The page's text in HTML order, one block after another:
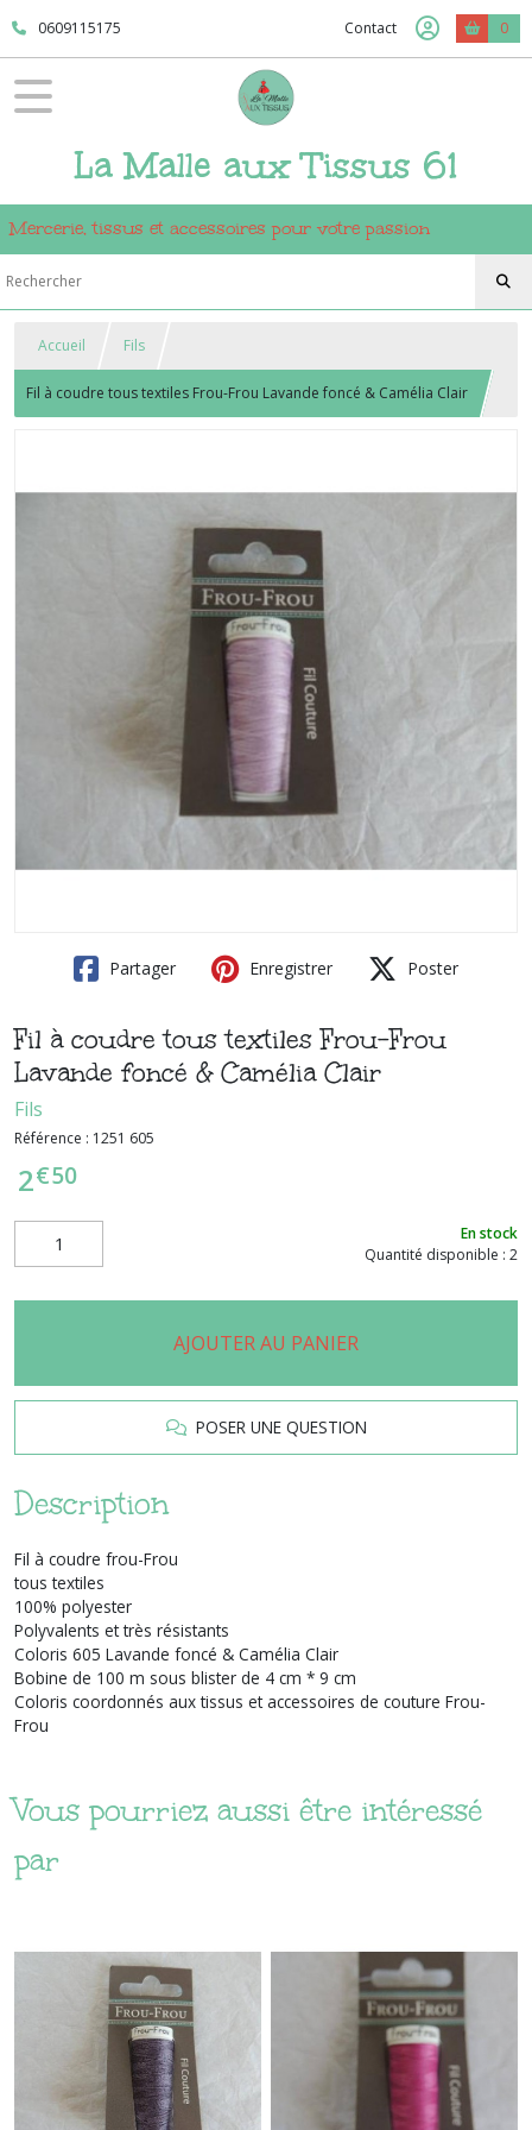
0609115175 Contact 0
La Malle aux Tissus 61
Mercerie, tissus et accessoires pour votre passion
Accueil Fils
Fil à coudre tous textiles Frou-Frou Lavande foncé & Camélia Clair
Partager Enregistrer Poster
Fil à coudre tous textiles Frou-Frou
Lavande foncé & Camélia Clair
Fils
Référence : 1251 605
2€50
En stock
Quantité disponible : 2
AJOUTER AU PANIER
POSER UNE QUESTION
Description
Fil à coudre frou-Frou
tous textiles
100% polyester
Polyvalents et très résistants
Coloris 605 Lavande foncé & Camélia Clair
Bobine de 100 m sous blister de 4 cm * 9 cm
Coloris coordonnés aux tissus et accessoires de couture Frou-
Frou
Vous pourriez aussi être intéressé
par